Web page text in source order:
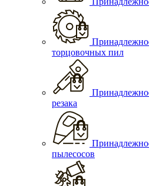
торцовочных пил
резака
пылесосов